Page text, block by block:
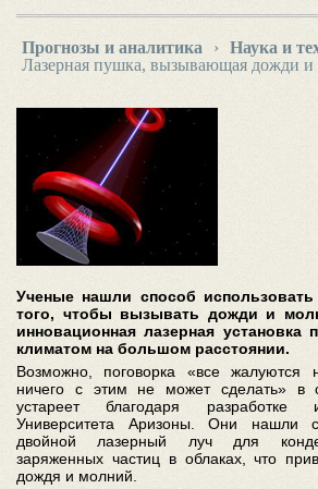
Прогнозы и аналитика › Наука и
Лазерная пушка, вызывающая дожди и
Ученые нашли способ
того, чтобы вызывать дожди и
инновационная лазерная установка
климатом на большом расстоянии.
Возможно, поговорка «все жалуются
ничего с этим не может сделать» в
устареет благодаря разработке
Университета Аризоны. Они нашли
двойной лазерный луч для
заряженных частиц в облаках, что
дождя и молний.